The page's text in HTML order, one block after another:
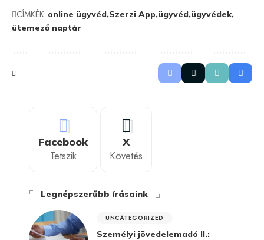
CÍMKÉK: online ügyvéd Szerzi App ügyvéd ügyvédek
ütemező naptár
Facebook
Tetszik
X
Követés
Legnépszerűbb írásaink
UNCATEGORIZED
Személyi jövedelemadó II.: